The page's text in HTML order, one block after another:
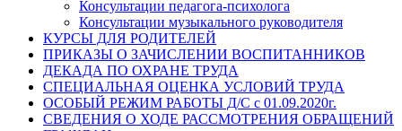
Консультации педагога-психолога
Консультации музыкального руководителя
КУРСЫ ДЛЯ РОДИТЕЛЕЙ
ПРИКАЗЫ О ЗАЧИСЛЕНИИ ВОСПИТАННИКОВ
ДЕКАДА ПО ОХРАНЕ ТРУДА
СПЕЦИАЛЬНАЯ ОЦЕНКА УСЛОВИЙ ТРУДА
ОСОБЫЙ РЕЖИМ РАБОТЫ Д/С с 01.09.2020г.
СВЕДЕНИЯ О ХОДЕ РАССМОТРЕНИЯ ОБРАЩЕНИЙ